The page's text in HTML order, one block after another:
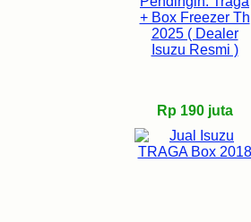
Rp 190 juta